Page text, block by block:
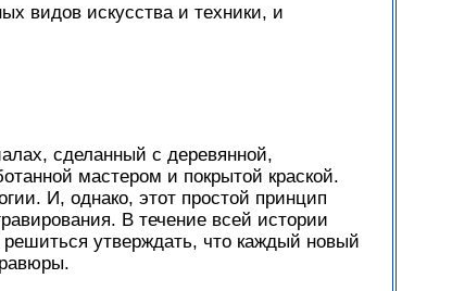
видов искусства и техники, и
сделанный с деревянной,
мастером и покрытой краской.
И, однако, этот простой принцип
В течение всей истории
утверждать, что каждый новый